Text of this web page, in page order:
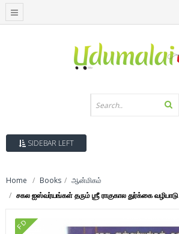
SIDEBAR LEFT
Home Books
ஆன்மிகம்
சகல ஐஸ்வர்யங்கள் தரும் ஶ்ரீ ராகுகால துர்க்கை வழிபாடு
FD